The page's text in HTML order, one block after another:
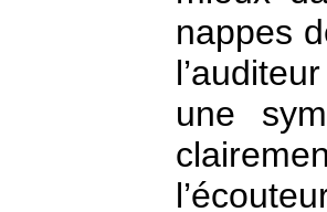
nappes
une